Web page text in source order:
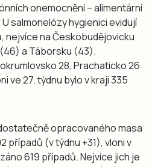
onemocnění – alimentární
salmonelózy hygienici evidují
nejvíce na Českobudějovicku
a Táborsku (43).
28, Prachaticko 26
ve 27. týdnu bylo v kraji 335
opracovaného masa
případů (v týdnu +31), vloni v
619 případů. Nejvíce jich je